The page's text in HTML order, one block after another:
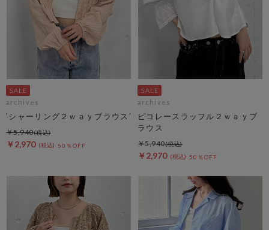
archives
’シャーリング２ｗａｙブラウス’
￥2,970 50％OFF
￥5,940
archives
ピコレースラッフル２ｗａｙブ
ラウス
￥2,970 50％OFF
￥5,940